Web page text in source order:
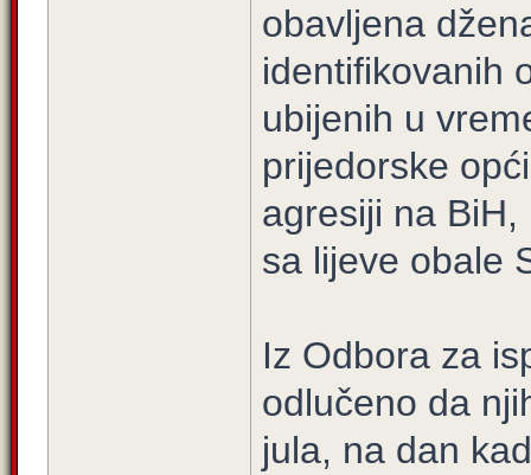
obavljena
identifikovanih
ubijenih u
prijedorske
agresiji na
sa lijeve obale
Iz Odbora za
odlučeno da
jula, na dan